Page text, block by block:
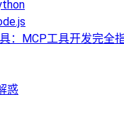
：MCP工具开发完全
惑